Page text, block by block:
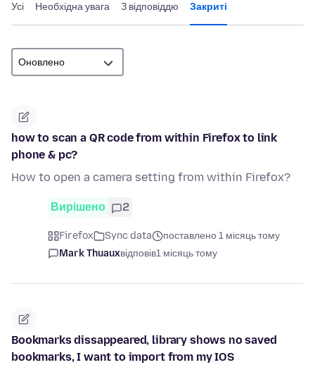
Усі Необхідна увага З відповіддю Закриті
how to scan a QR code from within Firefox to link
phone & pc?
How to open a camera setting from within Firefox?
Вирішено 2
Firefox Sync data
поставлено 1 місяць тому
Mark Thuauxвідповів1 місяць тому
Bookmarks dissappeared, library shows no saved
bookmarks, I want to import from my IOS